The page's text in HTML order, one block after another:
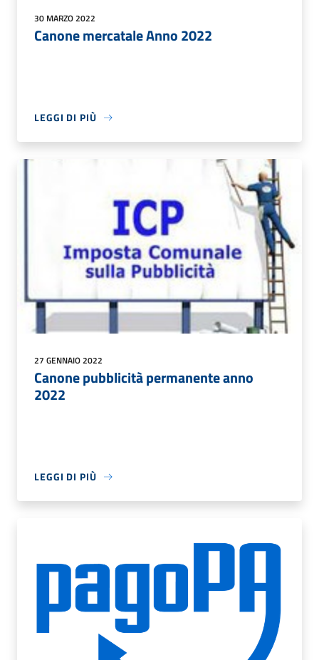
30 MARZO 2022
Canone mercatale Anno 2022
LEGGI DI PIÙ
27 GENNAIO 2022
Canone pubblicità permanente anno
2022
LEGGI DI PIÙ